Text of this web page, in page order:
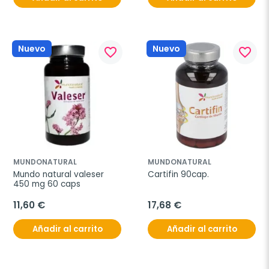
Nuevo favorite_border
MUNDONATURAL
Mundo natural valeser
450 mg 60 caps
11,60 €
Añadir al carrito
Nuevo favorite_border
MUNDONATURAL
Cartifin 90cap.
17,68 €
Añadir al carrito